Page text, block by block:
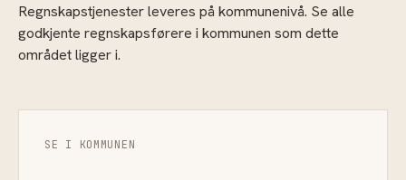
Regnskapstjenester leveres på kommunenivå. Se alle
godkjente regnskapsførere i kommunen som dette
området ligger i.
SE I KOMMUNEN